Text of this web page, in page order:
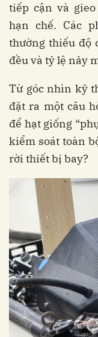
tiếp cận và
hạn chế. Các
thường thiếu độ
đều và tỷ lệ nảy
Từ góc nhìn kỹ
đặt ra một câu
để hạt giống
kiểm soát toàn
rời thiết bị bay?